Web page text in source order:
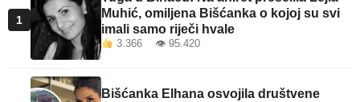
1
Muhić, omiljena Bišćanka o kojoj su svi
imali samo riječi hvale
3.366 👁 95.420
Bišćanka Elhana osvojila društvene